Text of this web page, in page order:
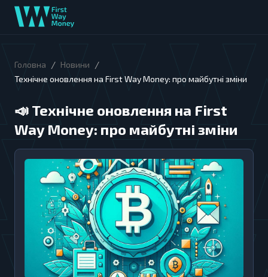
Головна / Новини /
Технічне оновлення на First Way Money: про майбутні зміни
📣 Технічне оновлення на First
Way Money: про майбутні зміни